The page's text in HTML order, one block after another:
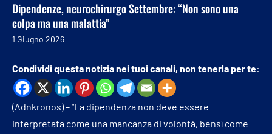
Dipendenze, neurochirurgo Settembre: “Non sono una
colpa ma una malattia”
1 Giugno 2026
Condividi questa notizia nei tuoi canali, non tenerla per te:
(Adnkronos) – “La dipendenza non deve essere
interpretata come una mancanza di volontà, bensì come